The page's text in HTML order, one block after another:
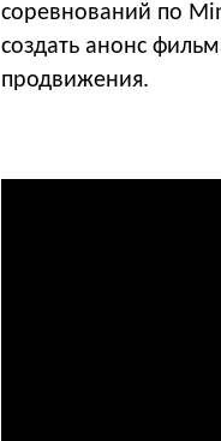
соревнований по
создать анонс
продвижения.